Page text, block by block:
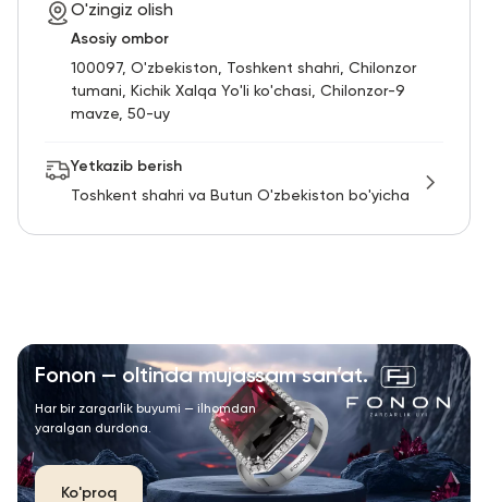
O'zingiz olish
Asosiy ombor
100097, O'zbekiston, Toshkent shahri, Chilonzor
tumani, Kichik Xalqa Yo'li ko'chasi, Chilonzor-9
mavze, 50-uy
Yetkazib berish
Toshkent shahri va Butun O'zbekiston bo'yicha
Fonon — oltinda mujassam san’at.
Har bir zargarlik buyumi — ilhomdan
yaralgan durdona.
Ko'proq